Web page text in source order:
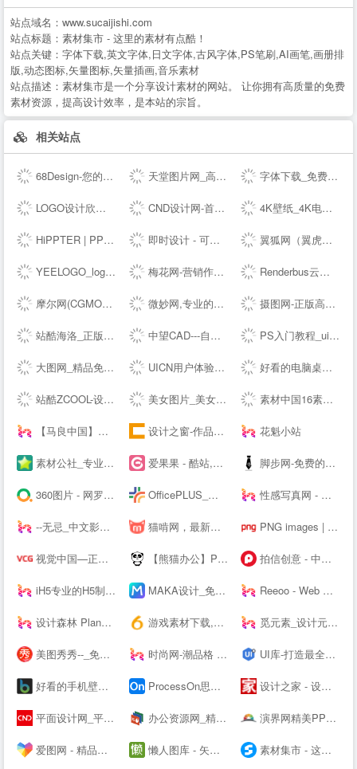
站点域名： www.sucaijishi.com
站点标题： 素材集市 - 这里的素材有点酷！
站点关键： 字体下载,英文字体,日文字体,古风字体,PS笔刷,AI画笔,画册排
版,动态图标,矢量图标,矢量插画,音乐素材
站点描述： 素材集市是一个分享设计素材的网站。 让你拥有高质量的免费
素材资源，提高设计效率，是本站的宗旨。
相关站点
68Design-您的线上设计部，找设计师远程工作专业平台 天堂图片网_高清无水印图片大全，唯美图片、桌面壁纸、高清图片素材大全 字体下载_免费字体下载_商用字体设计定制--字魂网
LOGO设计欣赏_国外标志设计欣赏 - LOGO圈 CND设计网-首席设计师网络媒体,为设计师提供有效的传播和服务,设计网络首选品牌,设计网络首选品牌 4K壁纸_4K电脑壁纸_4K高清壁纸下载_4K,5K,6K,7K,8K壁纸图片素材_彼岸图网
HiPPTER | PPT资源导航 | PPT模板图表等设计素材免费下载 即时设计 - 可实时协作的专业 UI 设计工具 翼狐网（翼虎网）-学设计，上翼狐！
YEELOGO_logo在线制作 梅花网-营销作品宝库 Renderbus云渲染农场-海量机器云渲染平台,高效3D云渲染服务
摩尔网(CGMOL),3D模型免费共享,--交易平台,设计师互动平台,分享改变未来 微妙网,专业的动画师、特效师、CG模型设计师网站！ - wmiao.com 摄图网-正版高清图片免费下载_商用设计素材图库
站酷海洛_正版图片_视频_字体_音乐素材交易平台_站酷旗下品牌 中望CAD---自主研发的二三维CAD软件机械设计制图软件免费下载及初学入门教程 PS入门教程_ui设计教程_淘宝美工教程_电商设计_设计教程_设计素材_字体下载_设计先锋网
大图网_精品免费素材共享平台www.daimg.com UICN用户体验设计平台 好看的电脑桌面壁纸_高清壁纸下载-壁纸图片大全
站酷ZCOOL-设计师互动平台-打开站酷，发现更好的设计！ 美女图片_美女壁纸_写真女神_极品尤物_宅男女神尽在—奇妙尤物网 素材中国16素材网 - 素材中国16素材网
【马良中国】免费3Dmax视频教程_3D室内设计_室外建筑_动画漫游设计学习视频-马良中国maliang.com 设计之窗-作品设计及备案门户 花魁小站
素材公社_专业设计素材网_高清图片网站 爱果果 - 酷站,H5,UI,网页模板、素材免费下载,案例欣赏 脚步网-免费的在线简历制作平台-3万套个人简历模板
360图片 - 网罗天下美图 OfficePLUS_微软官方Office模板服务平台_ppt模板_会员免费_工作总结_求职简历 性感写真网 - 专注优秀的美图资源分享
--无忌_中文影像生活门户 猫啃网，最新最全的可免费商用中文字体下载网站！喵啃~ PNG images | 100 000+ Free PNG images
视觉中国—正版高清图片、视频、音乐、字体下载—商业图片下载网站 【熊猫办公】PPT模板，创意设计素材 高效办公在熊猫 拍信创意 - 中国领先的创意内容素材平台 素材网 素材库 高清图片视频源文件下载
iH5专业的H5制作工具 MAKA设计_免费H5页面制作,电子婚礼请帖制作,海量免费设计模板,电子邀请函模板,微信营销,h5制作,微场景和模板素材设计分享平台 Reeoo - Web Design Inspiration and Website Gallery
设计森林 PlanForest - 收集、整理、分享全球优质的设计素材资源 游戏素材下载,6m5m游戏素材,游戏源码下载,游戏素材资源 - www.6m5m.com 觅元素_设计元素的免费下载网站_免抠素材51yuansu.com
美图秀秀--_免费在线P图抠图拼图_证件照制作 时尚网-潮品格 新时尚 UI库-打造最全的UI素材库
好看的手机壁纸_高清手机壁纸图片_苹果手机壁纸下载－手机壁纸大全 ProcessOn思维导图、流程图-思维导图模板_思维导图软件免费下载_在线作图协作工具 设计之家 - 设计交流互动平台 - 传播先进设计理念 推动原创设计发展
平面设计网_平面设计作品欣赏-设计网 办公资源网_精品PPT模板下载网站_海量办公素材资源可供下载_动起办公 演界网精美PPT模板会员免费下载_矢量图片素材多品类模板服务平台
爱图网 - 精品设计图片素材aiimg.com 懒人图库 - 矢量图,JS代码,网页素材 - 学会偷懒，懒出境界！ 素材集市 - 这里的素材有点酷！